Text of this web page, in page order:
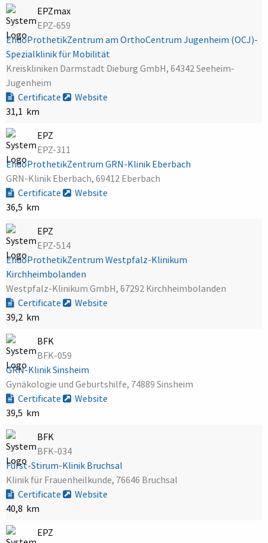
EPZmax
EPZ-659
EndoProthetikZentrum am OrthoCentrum Jugenheim (OCJ)-
Spezialklinik für Mobilität
Kreiskliniken Darmstadt Dieburg GmbH, 64342 Seeheim-
Jugenheim
Certificate
Website
31,1 km
EPZ
EPZ-311
EndoProthetikZentrum GRN-Klinik Eberbach
GRN-Klinik Eberbach, 69412 Eberbach
Certificate
Website
36,5 km
EPZ
EPZ-514
EndoProthetikZentrum Westpfalz-Klinikum
Kirchheimbolanden
Westpfalz-Klinikum GmbH, 67292 Kirchheimbolanden
Certificate
Website
39,2 km
BFK
BFK-059
GRN-Klinik Sinsheim
Gynäkologie und Geburtshilfe, 74889 Sinsheim
Certificate
Website
39,5 km
BFK
BFK-034
Fürst-Stirum-Klinik Bruchsal
Klinik für Frauenheilkunde, 76646 Bruchsal
Certificate
Website
40,8 km
EPZ